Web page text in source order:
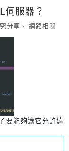
服器？
分享 、 網路相關
要能夠讓它允許遠